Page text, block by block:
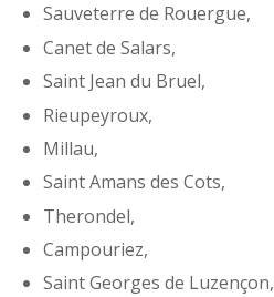
Sauveterre de Rouergue,
Canet de Salars,
Saint Jean du Bruel,
Rieupeyroux,
Millau,
Saint Amans des Cots,
Therondel,
Campouriez,
Saint Georges de Luzençon,